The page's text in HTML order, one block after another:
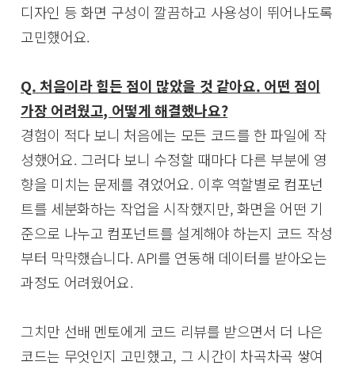
디자인 등 화면 구성이 깔끔하고 사용성이 뛰어나도록
고민했어요.
Q. 처음이라 힘든 점이 많았을 것 같아요. 어떤 점이
가장 어려웠고, 어떻게 해결했나요?
경험이 적다 보니 처음에는 모든 코드를 한 파일에 작
성했어요. 그러다 보니 수정할 때마다 다른 부분에 영
향을 미치는 문제를 겪었어요. 이후 역할별로 컴포넌
트를 세분화하는 작업을 시작했지만, 화면을 어떤 기
준으로 나누고 컴포넌트를 설계해야 하는지 코드 작성
부터 막막했습니다. API를 연동해 데이터를 받아오는
과정도 어려웠어요.
그치만 선배 멘토에게 코드 리뷰를 받으면서 더 나은
코드는 무엇인지 고민했고, 그 시간이 차곡차곡 쌓여